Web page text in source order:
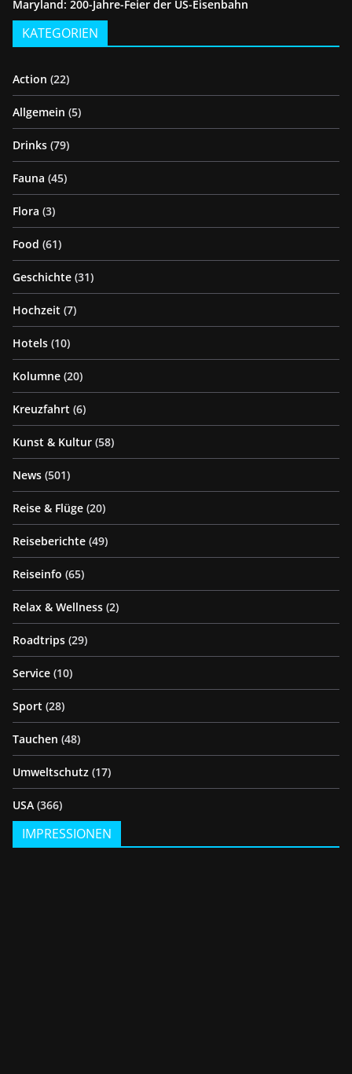
Maryland: 200-Jahre-Feier der US-Eisenbahn
KATEGORIEN
Action (22)
Allgemein (5)
Drinks (79)
Fauna (45)
Flora (3)
Food (61)
Geschichte (31)
Hochzeit (7)
Hotels (10)
Kolumne (20)
Kreuzfahrt (6)
Kunst & Kultur (58)
News (501)
Reise & Flüge (20)
Reiseberichte (49)
Reiseinfo (65)
Relax & Wellness (2)
Roadtrips (29)
Service (10)
Sport (28)
Tauchen (48)
Umweltschutz (17)
USA (366)
IMPRESSIONEN